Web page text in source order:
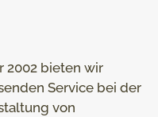
2002 bieten wir
Service bei der
von